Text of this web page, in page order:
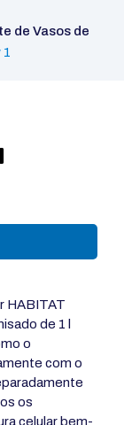
de Vasos de
1
HABITAT
de 1 l
o
com o
os
celular bem-